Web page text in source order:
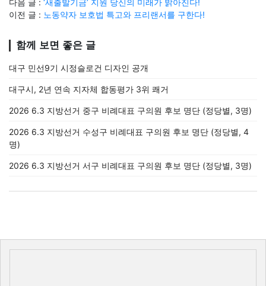
다음 글 : ‘새출발기금’ 지원 당신의 미래가 밝아진다!
이전 글 : 노동약자 보호법 특고와 프리랜서를 구한다!
함께 보면 좋은 글
대구 민선9기 시정슬로건 디자인 공개
대구시, 2년 연속 지자체 합동평가 3위 쾌거
2026 6.3 지방선거 중구 비례대표 구의원 후보 명단 (정당별, 3명)
2026 6.3 지방선거 수성구 비례대표 구의원 후보 명단 (정당별, 4
명)
2026 6.3 지방선거 서구 비례대표 구의원 후보 명단 (정당별, 3명)